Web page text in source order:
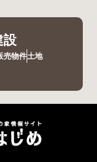
設
売物件土地